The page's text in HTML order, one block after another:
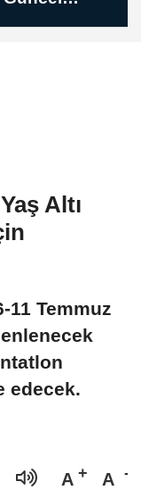
Altı
Temmuz
edecek.
A A